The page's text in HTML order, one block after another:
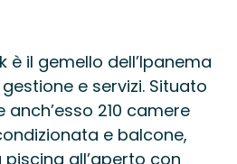
è il gemello dell’Ipanema
e servizi. Situato
210 camere
e balcone,
all’aperto con